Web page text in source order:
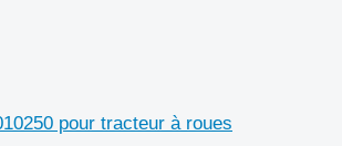
pour tracteur à roues